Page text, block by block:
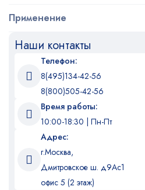
Применение
Наши контакты
Телефон:
8(495)134-42-56
8(800)505-42-56
Время работы:
10:00-18:30 | Пн-Пт
Адрес:
г.Москва,
Дмитровское ш. д9Ас1
офис 5 (2 этаж)